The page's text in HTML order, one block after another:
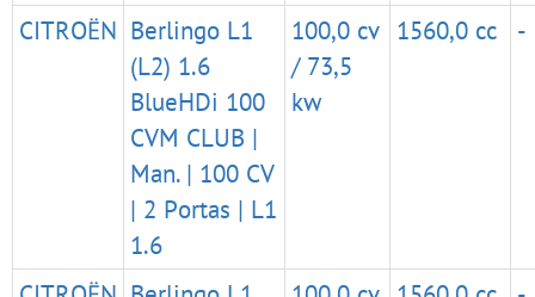
CITROËN Berlingo L1
(L2) 1.6
BlueHDi 100
CVM CLUB |
Man. | 100 CV
| 2 Portas | L1
1.6
100,0 cv
/ 73,5
kw
1560,0 cc -